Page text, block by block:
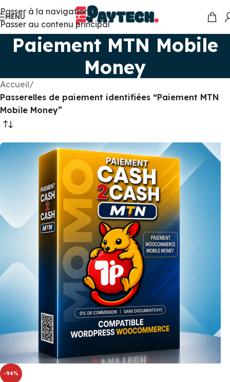
Passer à la navigation
Passer au contenu principal
MENU
Paiement MTN Mobile
Money
Accueil/
Passerelles de paiement identifiées “Paiement MTN
Mobile Money”
-94%